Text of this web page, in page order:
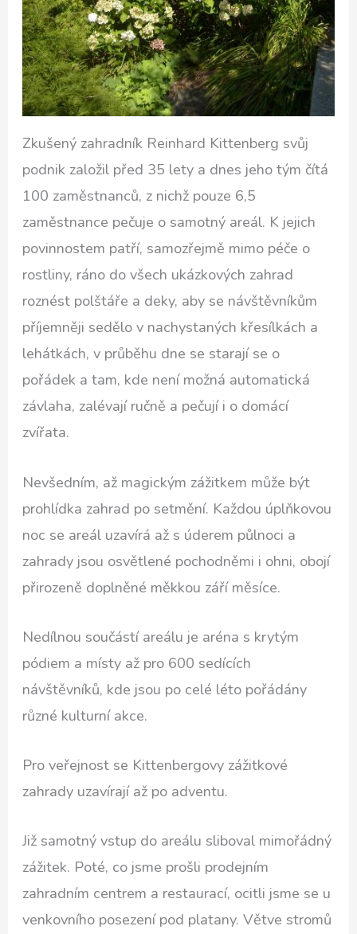
Zkušený zahradník Reinhard Kittenberg svůj
podnik založil před 35 lety a dnes jeho tým čítá
100 zaměstnanců, z nichž pouze 6,5
zaměstnance pečuje o samotný areál. K jejich
povinnostem patří, samozřejmě mimo péče o
rostliny, ráno do všech ukázkových zahrad
roznést polštáře a deky, aby se návštěvníkům
příjemněji sedělo v nachystaných křesílkách a
lehátkách, v průběhu dne se starají se o
pořádek a tam, kde není možná automatická
závlaha, zalévají ručně a pečují i o domácí
zvířata.
Nevšedním, až magickým zážitkem může být
prohlídka zahrad po setmění. Každou úplňkovou
noc se areál uzavírá až s úderem půlnoci a
zahrady jsou osvětlené pochodněmi i ohni, obojí
přirozeně doplněné měkkou září měsíce.
Nedílnou součástí areálu je aréna s krytým
pódiem a místy až pro 600 sedících
návštěvníků, kde jsou po celé léto pořádány
různé kulturní akce.
Pro veřejnost se Kittenbergovy zážitkové
zahrady uzavírají až po adventu.
Již samotný vstup do areálu sliboval mimořádný
zážitek. Poté, co jsme prošli prodejním
zahradním centrem a restaurací, ocitli jsme se u
venkovního posezení pod platany. Větve stromů